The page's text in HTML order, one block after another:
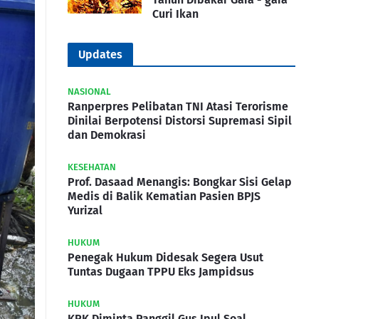
Curi Ikan
Updates
NASIONAL
Ranperpres Pelibatan TNI Atasi Terorisme
Dinilai Berpotensi Distorsi Supremasi Sipil
dan Demokrasi
KESEHATAN
Prof. Dasaad Menangis: Bongkar Sisi Gelap
Medis di Balik Kematian Pasien BPJS
Yurizal
HUKUM
Penegak Hukum Didesak Segera Usut
Tuntas Dugaan TPPU Eks Jampidsus
HUKUM